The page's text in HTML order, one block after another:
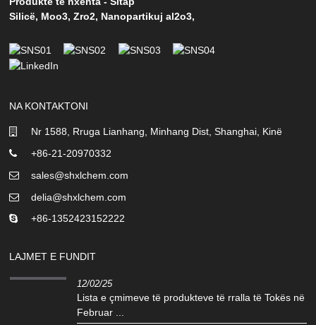
Silicë, Moo3,Zro2, Nanopartikuj al2o3,
NA KONTAKTONI
Nr 1588, Rruga Lianhang, Minhang Dist, Shanghai, Kinë
+86-21-20970332
sales@shxlchem.com
delia@shxlchem.com
+86-1352423152222
LAJMET E FUNDIT
12/02/25
Lista e çmimeve të produkteve të rralla të Tokës në
Februar ...